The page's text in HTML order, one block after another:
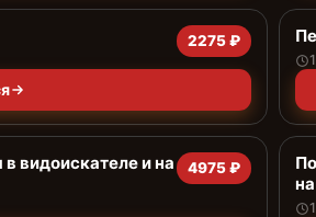
2275 ₽
видоискателе и на
4975 ₽